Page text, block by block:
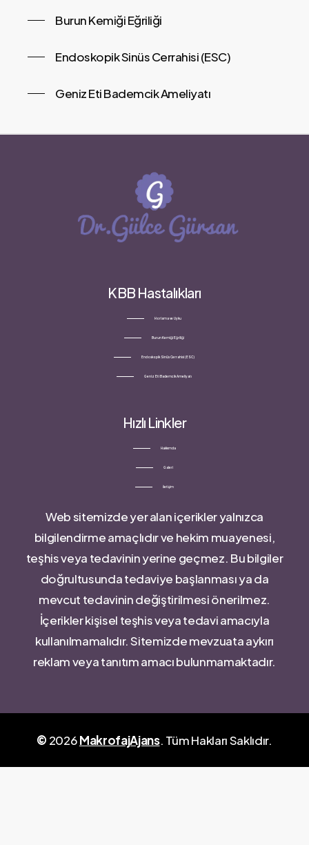
Burun Kemiği Eğriliği
Endoskopik Sinüs Cerrahisi (ESC)
Geniz Eti Bademcik Ameliyatı
KBB Hastalıkları
Horlama ve Uyku
Burun Kemiği Eğriliği
Endoskopik Sinüs Cerrahisi (ESC)
Geniz Eti Bademcik Ameliyatı
Hızlı Linkler
Hakkımda
Galeri
İletişim
Web sitemizde yer alan içerikler yalnızca
bilgilendirme amaçlıdır ve hekim muayenesi,
teşhis veya tedavinin yerine geçmez. Bu bilgiler
doğrultusunda tedaviye başlanması ya da
mevcut tedavinin değiştirilmesi önerilmez.
İçerikler kişisel teşhis veya tedavi amacıyla
kullanılmamalıdır. Sitemizde mevzuata aykırı
reklam veya tanıtım amacı bulunmamaktadır.
© 2026MakrofajAjans. Tüm Hakları Saklıdır.